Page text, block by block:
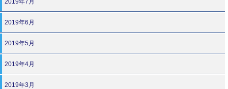
2019年7月
2019年6月
2019年5月
2019年4月
2019年3月